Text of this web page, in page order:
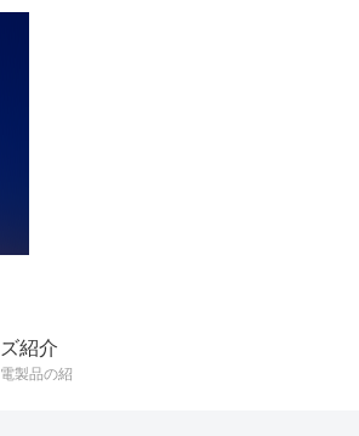
紹介
製品の紹